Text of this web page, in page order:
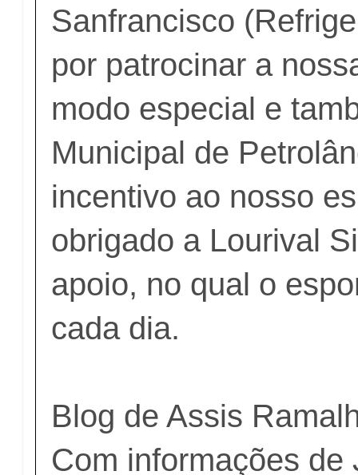
Sanfrancisco
por patrocinar a
modo especial e
Municipal de
incentivo ao nosso
obrigado a Lourival
apoio, no qual o
cada dia.
Blog de Assis
Com informações de